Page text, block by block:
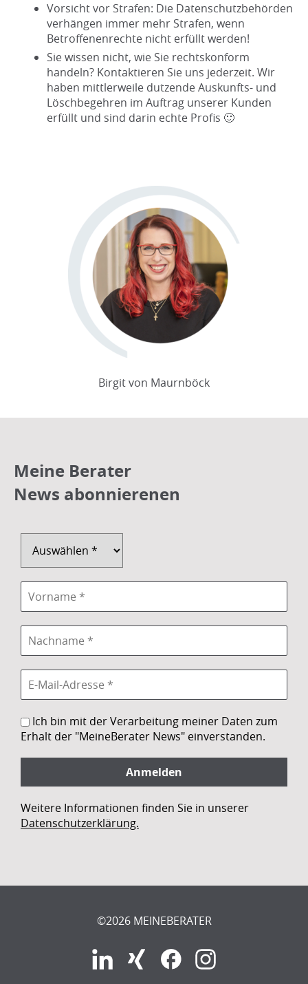
Vorsicht vor Strafen: Die Datenschutzbehörden
verhängen immer mehr Strafen, wenn
Betroffenenrechte nicht erfüllt werden!
Sie wissen nicht, wie Sie rechtskonform
handeln? Kontaktieren Sie uns jederzeit. Wir
haben mittlerweile dutzende Auskunfts- und
Löschbegehren im Auftrag unserer Kunden
erfüllt und sind darin echte Profis 🙂
Birgit von Maurnböck
Meine Berater
News abonnierenen
Ich bin mit der Verarbeitung meiner Daten zum
Erhalt der "MeineBerater News" einverstanden.
Weitere Informationen finden Sie in unserer
Datenschutzerklärung.
©2026 MEINEBERATER